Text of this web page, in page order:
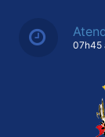
07h45